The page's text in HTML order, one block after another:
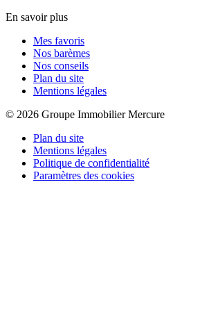
En savoir plus
Mes favoris
Nos barèmes
Nos conseils
Plan du site
Mentions légales
© 2026 Groupe Immobilier Mercure
Plan du site
Mentions légales
Politique de confidentialité
Paramètres des cookies